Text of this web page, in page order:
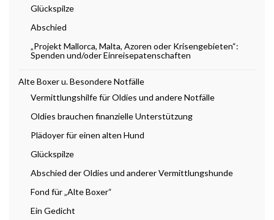
Glückspilze
Abschied
„Projekt Mallorca, Malta, Azoren oder Krisengebieten“:
Spenden und/oder Einreisepatenschaften
Alte Boxer u. Besondere Notfälle
Vermittlungshilfe für Oldies und andere Notfälle
Oldies brauchen finanzielle Unterstützung
Plädoyer für einen alten Hund
Glückspilze
Abschied der Oldies und anderer Vermittlungshunde
Fond für „Alte Boxer“
Ein Gedicht